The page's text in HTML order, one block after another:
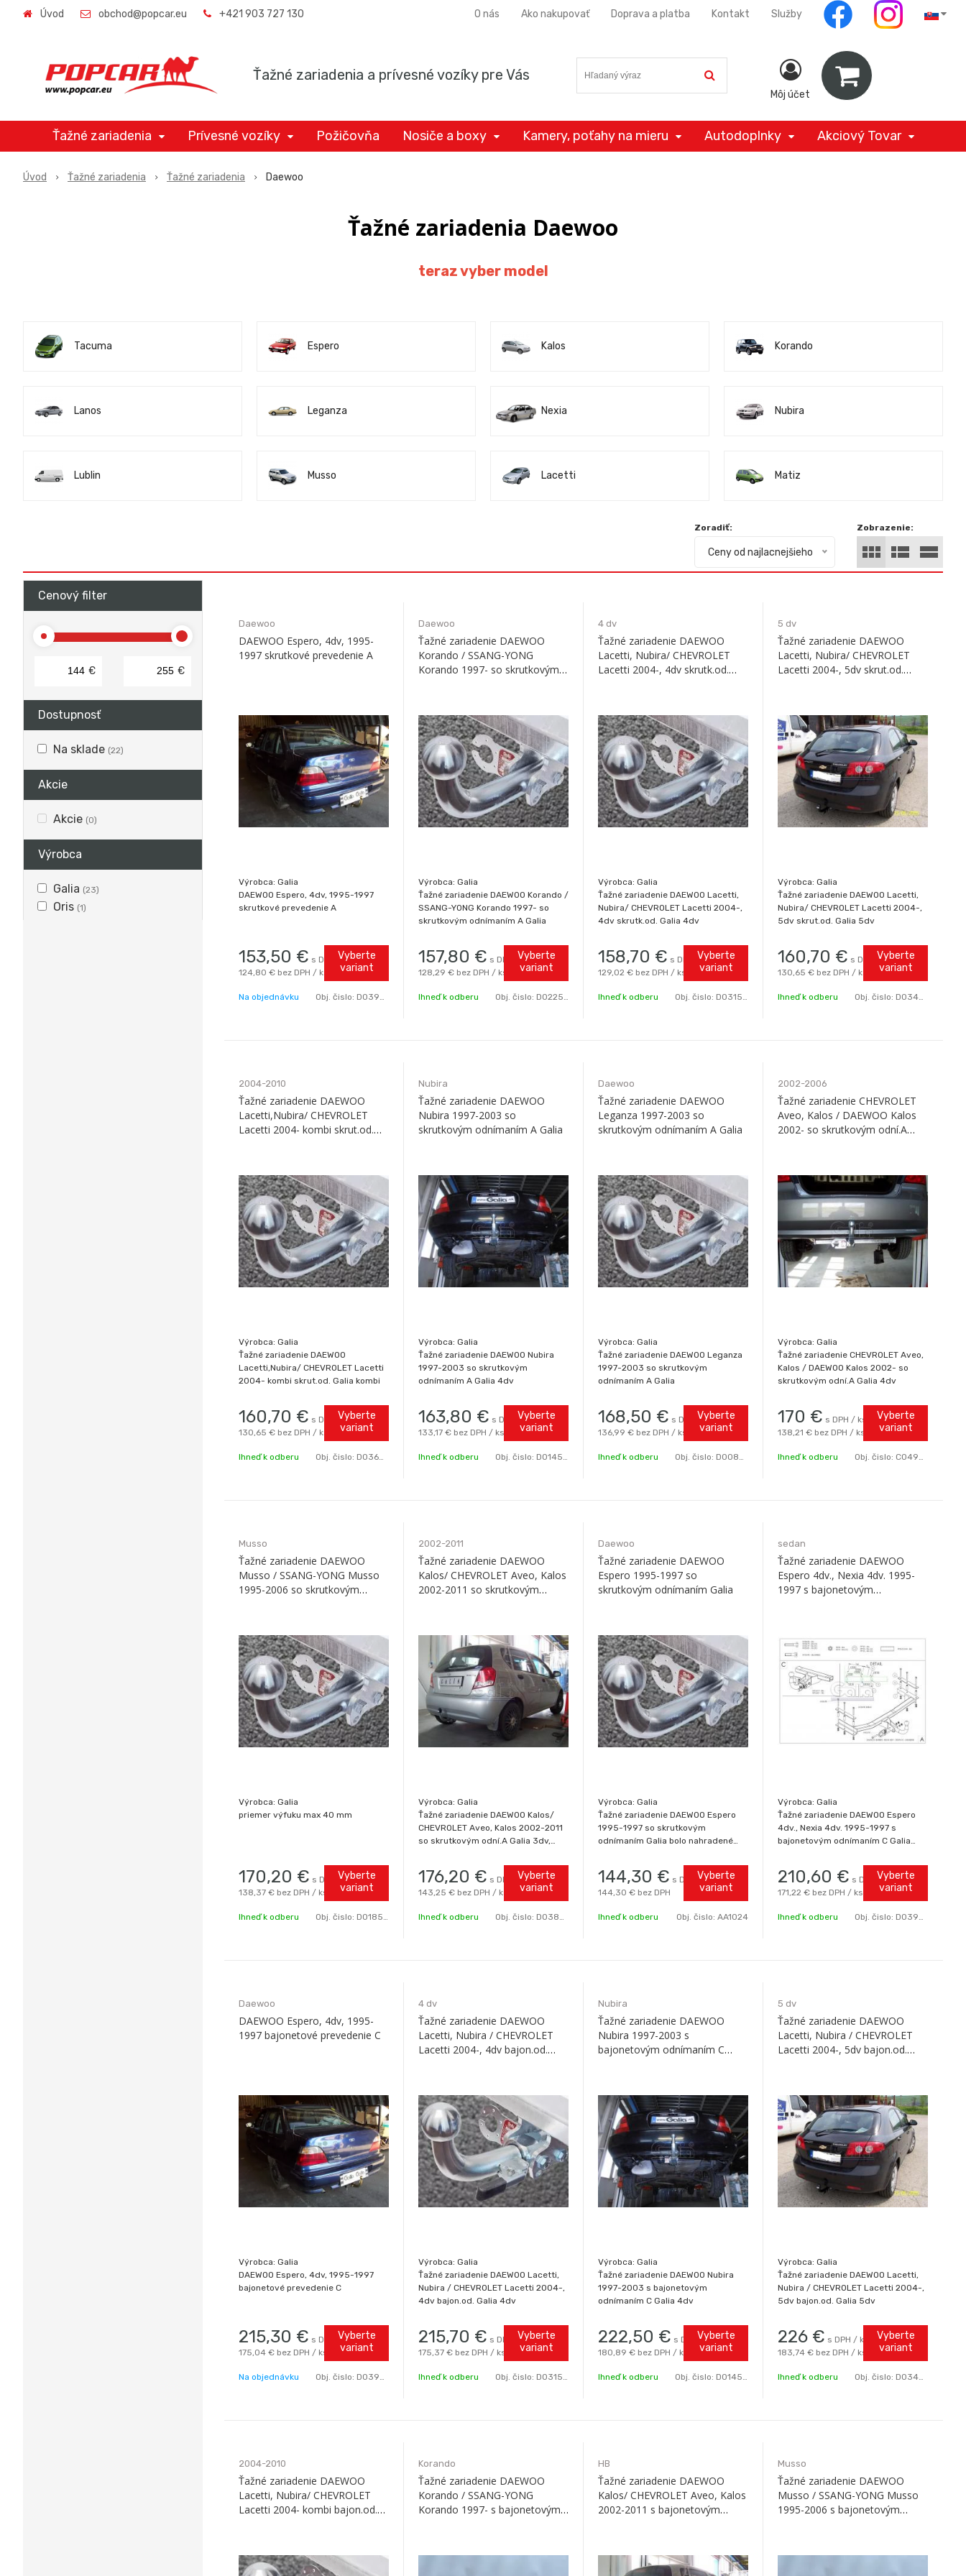
Ťažné zariadenia a prívesné vozíky pre Vás
Úvod obchod@popcar.eu +421 903 727 130 O nás Ako nakupovať Doprava a platba Kontakt Služby
Môj účet
Ťažné zariadenia Prívesné vozíky Požičovňa Nosiče a boxy Kamery, poťahy na mieru Autodoplnky Akciový Tovar
Úvod Ťažné zariadenia Ťažné zariadenia Daewoo
Ťažné zariadenia Daewoo
teraz vyber model
Tacuma Espero Kalos Korando
Lanos Leganza Nexia Nubira
Lublin Musso Lacetti Matiz
Zobrazenie:
Zoradiť:
Ceny od najlacnejšieho
Cenový filter
€ €
Dostupnosť
Na sklade (22)
Akcie
Akcie (0)
Výrobca
Galia (23)
Oris (1)
Daewoo
DAEWOO Espero, 4dv, 1995-
1997 skrutkové prevedenie A
Výrobca: Galia
DAEWOO Espero, 4dv, 1995-1997
skrutkové prevedenie A
153,50 € s DPH / ks
124,80 € bez DPH / ks
Vyberte
variant
Na objednávku Obj. čislo: D0395A
Daewoo
Ťažné zariadenie DAEWOO
Korando / SSANG-YONG
Korando 1997- so skrutkovým
Výrobca: Galia
Ťažné zariadenie DAEWOO Korando /
SSANG-YONG Korando 1997- so
skrutkovým odnímaním A Galia
157,80 € s DPH / ks
128,29 € bez DPH / ks
Vyberte
variant
Ihneď k odberu Obj. čislo: D0225-A
4 dv
Ťažné zariadenie DAEWOO
Lacetti, Nubira/ CHEVROLET
Lacetti 2004-, 4dv skrutk.od.
Výrobca: Galia
Ťažné zariadenie DAEWOO Lacetti,
Nubira/ CHEVROLET Lacetti 2004-,
4dv skrutk.od. Galia 4dv
158,70 € s DPH / ks
129,02 € bez DPH / ks
Vyberte
variant
Ihneď k odberu Obj. čislo: D0315-A
5 dv
Ťažné zariadenie DAEWOO
Lacetti, Nubira/ CHEVROLET
Lacetti 2004-, 5dv skrut.od.
Výrobca: Galia
Ťažné zariadenie DAEWOO Lacetti,
Nubira/ CHEVROLET Lacetti 2004-,
5dv skrut.od. Galia 5dv
160,70 € s DPH / ks
130,65 € bez DPH / ks
Vyberte
variant
Ihneď k odberu Obj. čislo: D0345-A
2004-2010
Ťažné zariadenie DAEWOO
Lacetti,Nubira/ CHEVROLET
Lacetti 2004- kombi skrut.od.
Výrobca: Galia
Ťažné zariadenie DAEWOO
Lacetti,Nubira/ CHEVROLET Lacetti
2004- kombi skrut.od. Galia kombi
160,70 € s DPH / ks
130,65 € bez DPH / ks
Vyberte
variant
Ihneď k odberu Obj. čislo: D0365-A
Nubira
Ťažné zariadenie DAEWOO
Nubira 1997-2003 so
skrutkovým odnímaním A Galia
Výrobca: Galia
Ťažné zariadenie DAEWOO Nubira
1997-2003 so skrutkovým
odnímaním A Galia 4dv
163,80 € s DPH / ks
133,17 € bez DPH / ks
Vyberte
variant
Ihneď k odberu Obj. čislo: D0145-A
Daewoo
Ťažné zariadenie DAEWOO
Leganza 1997-2003 so
skrutkovým odnímaním A Galia
Výrobca: Galia
Ťažné zariadenie DAEWOO Leganza
1997-2003 so skrutkovým
odnímaním A Galia
168,50 € s DPH / ks
136,99 € bez DPH / ks
Vyberte
variant
Ihneď k odberu Obj. čislo: D0085-A
2002-2006
Ťažné zariadenie CHEVROLET
Aveo, Kalos / DAEWOO Kalos
2002- so skrutkovým odní.A
Výrobca: Galia
Ťažné zariadenie CHEVROLET Aveo,
Kalos / DAEWOO Kalos 2002- so
skrutkovým odní.A Galia 4dv
170 € s DPH / ks
138,21 € bez DPH / ks
Vyberte
variant
Ihneď k odberu Obj. čislo: C0496-A
Musso
Ťažné zariadenie DAEWOO
Musso / SSANG-YONG Musso
1995-2006 so skrutkovým
Výrobca: Galia
priemer výfuku max 40 mm
170,20 € s DPH / ks
138,37 € bez DPH / ks
Vyberte
variant
Ihneď k odberu Obj. čislo: D0185-A
2002-2011
Ťažné zariadenie DAEWOO
Kalos/ CHEVROLET Aveo, Kalos
2002-2011 so skrutkovým
Výrobca: Galia
Ťažné zariadenie DAEWOO Kalos/
CHEVROLET Aveo, Kalos 2002-2011
so skrutkovým odní.A Galia 3dv,
176,20 € s DPH / ks
143,25 € bez DPH / ks
Vyberte
variant
Ihneď k odberu Obj. čislo: D0386-A
Daewoo
Ťažné zariadenie DAEWOO
Espero 1995-1997 so
skrutkovým odnímaním Galia
Výrobca: Galia
Ťažné zariadenie DAEWOO Espero
1995-1997 so skrutkovým
odnímaním Galia bolo nahradené
nesmie guľa prekrývať EČV. Typ
karosérie: 1995-1997. Zvislé
zaťaženie: 70kg
144,30 € s DPH
144,30 € bez DPH
Vyberte
variant
Ihneď k odberu Obj. čislo: AA1024
sedan
Ťažné zariadenie DAEWOO
Espero 4dv., Nexia 4dv. 1995-
1997 s bajonetovým
Výrobca: Galia
Ťažné zariadenie DAEWOO Espero
4dv., Nexia 4dv. 1995-1997 s
bajonetovým odnímaním C Galia
210,60 € s DPH / ks
171,22 € bez DPH / ks
Vyberte
variant
Ihneď k odberu Obj. čislo: D0395-C
Daewoo
DAEWOO Espero, 4dv, 1995-
1997 bajonetové prevedenie C
Výrobca: Galia
DAEWOO Espero, 4dv, 1995-1997
bajonetové prevedenie C
215,30 € s DPH / ks
175,04 € bez DPH / ks
Vyberte
variant
Na objednávku Obj. čislo: D0395C
4 dv
Ťažné zariadenie DAEWOO
Lacetti, Nubira / CHEVROLET
Lacetti 2004-, 4dv bajon.od.
Výrobca: Galia
Ťažné zariadenie DAEWOO Lacetti,
Nubira / CHEVROLET Lacetti 2004-,
4dv bajon.od. Galia 4dv
215,70 € s DPH / ks
175,37 € bez DPH / ks
Vyberte
variant
Ihneď k odberu Obj. čislo: D0315-C
Nubira
Ťažné zariadenie DAEWOO
Nubira 1997-2003 s
bajonetovým odnímaním C
Výrobca: Galia
Ťažné zariadenie DAEWOO Nubira
1997-2003 s bajonetovým
odnímaním C Galia 4dv
222,50 € s DPH / ks
180,89 € bez DPH / ks
Vyberte
variant
Ihneď k odberu Obj. čislo: D0145-C
5 dv
Ťažné zariadenie DAEWOO
Lacetti, Nubira / CHEVROLET
Lacetti 2004-, 5dv bajon.od.
Výrobca: Galia
Ťažné zariadenie DAEWOO Lacetti,
Nubira / CHEVROLET Lacetti 2004-,
5dv bajon.od. Galia 5dv
226 € s DPH / ks
183,74 € bez DPH / ks
Vyberte
variant
Ihneď k odberu Obj. čislo: D0345-C
2004-2010
Ťažné zariadenie DAEWOO
Lacetti, Nubira/ CHEVROLET
Lacetti 2004- kombi bajon.od.
Korando
Ťažné zariadenie DAEWOO
Korando / SSANG-YONG
Korando 1997- s bajonetovým
HB
Ťažné zariadenie DAEWOO
Kalos/ CHEVROLET Aveo, Kalos
2002-2011 s bajonetovým
Musso
Ťažné zariadenie DAEWOO
Musso / SSANG-YONG Musso
1995-2006 s bajonetovým